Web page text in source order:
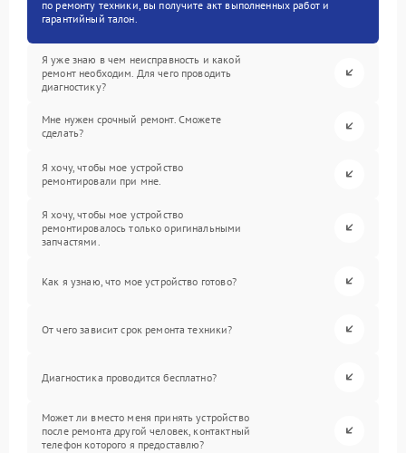
по ремонту техники, вы получите акт выполненных работ и
гарантийный талон.
Я уже знаю в чем неисправность и какой
ремонт необходим. Для чего проводить
диагностику?
Мне нужен срочный ремонт. Сможете
сделать?
Я хочу, чтобы мое устройство
ремонтировали при мне.
Я хочу, чтобы мое устройство
ремонтировалось только оригинальными
запчастями.
Как я узнаю, что мое устройство готово?
От чего зависит срок ремонта техники?
Диагностика проводится бесплатно?
Может ли вместо меня принять устройство
после ремонта другой человек, контактный
телефон которого я предоставлю?